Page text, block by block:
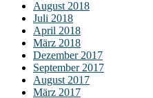
August 2018
Juli 2018
April 2018
März 2018
Dezember 2017
September 2017
August 2017
März 2017